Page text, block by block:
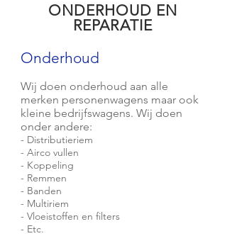
ONDERHOUD EN
REPARATIE
Onderhoud
Wij doen onderhoud aan alle
merken personenwagens maar ook
kleine bedrijfswagens. Wij doen
onder andere:
- Distributieriem
- Airco vullen
- Koppeling
- Remmen
- Banden
- Multiriem
- Vloeistoffen en filters
- Etc.